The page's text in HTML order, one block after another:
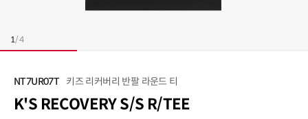
1/4
NT7UR07T 키즈 리커버리 반팔 라운드 티
K'S RECOVERY S/S R/TEE